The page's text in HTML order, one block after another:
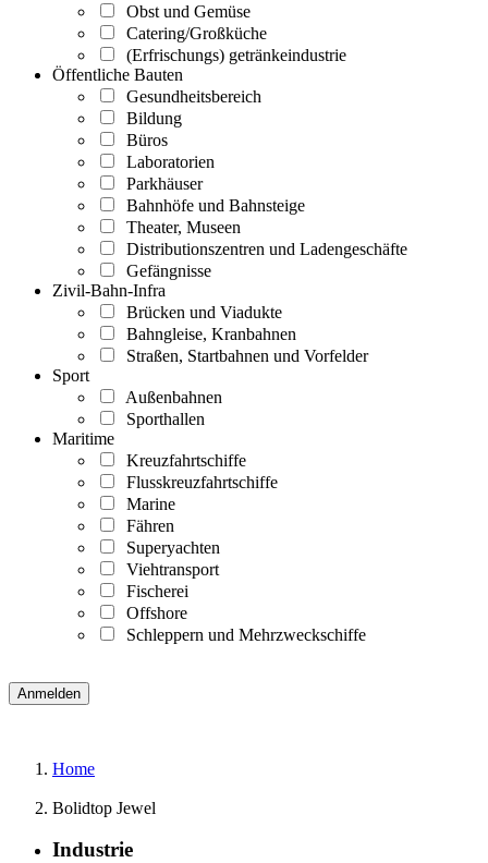
Obst und Gemüse
Catering/Großküche
(Erfrischungs) getränkeindustrie
Öffentliche Bauten
Gesundheitsbereich
Bildung
Büros
Laboratorien
Parkhäuser
Bahnhöfe und Bahnsteige
Theater, Museen
Distributionszentren und Ladengeschäfte
Gefängnisse
Zivil-Bahn-Infra
Brücken und Viadukte
Bahngleise, Kranbahnen
Straßen, Startbahnen und Vorfelder
Sport
Außenbahnen
Sporthallen
Maritime
Kreuzfahrtschiffe
Flusskreuzfahrtschiffe
Marine
Fähren
Superyachten
Viehtransport
Fischerei
Offshore
Schleppern und Mehrzweckschiffe
Home
Bolidtop Jewel
Industrie